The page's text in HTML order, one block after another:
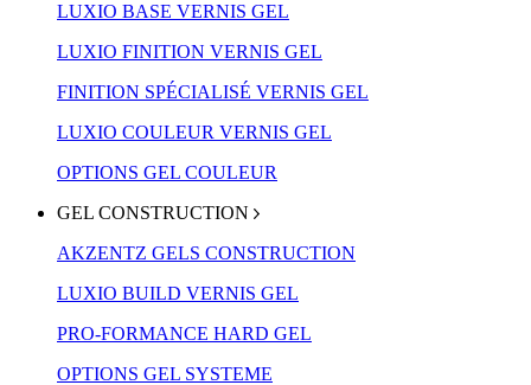
LUXIO BASE VERNIS GEL
LUXIO FINITION VERNIS GEL
FINITION SPÉCIALISÉ VERNIS GEL
LUXIO COULEUR VERNIS GEL
OPTIONS GEL COULEUR
GEL CONSTRUCTION
AKZENTZ GELS CONSTRUCTION
LUXIO BUILD VERNIS GEL
PRO-FORMANCE HARD GEL
OPTIONS GEL SYSTEME